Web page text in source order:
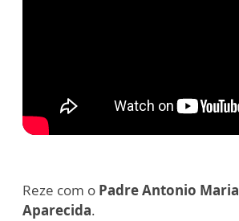
Reze com o Padre Antonio Maria
Aparecida.